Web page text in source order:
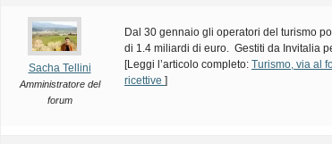
Sacha Tellini
Amministratore del
forum
Dal 30 gennaio gli operatori del turismo
di 1.4 miliardi di euro. Gestiti da Invitalia
[Leggi l’articolo completo: Turismo, via al
ricettive ]